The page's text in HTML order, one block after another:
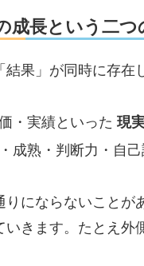
成長という二つ
果」が同時に存在
・実績といった 現
成熟・判断力・自
にならないこと
きます。たとえ外